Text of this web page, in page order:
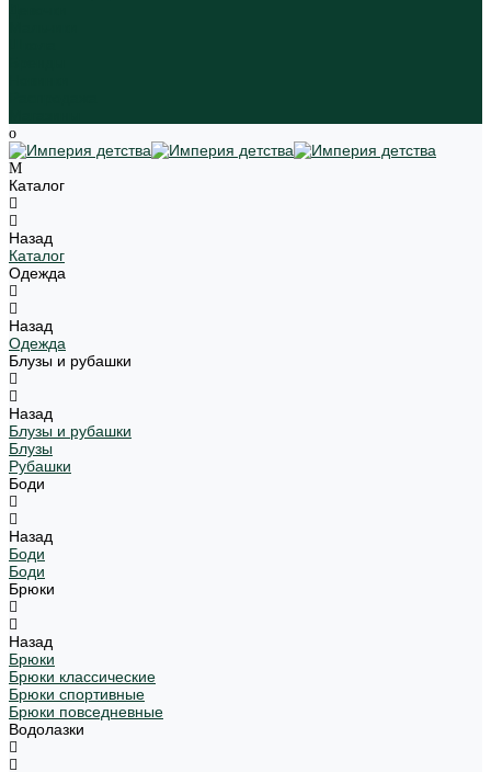
Каталог
Назад
Каталог
Одежда
Назад
Одежда
Блузы и рубашки
Назад
Блузы и рубашки
Блузы
Рубашки
Боди
Назад
Боди
Боди
Брюки
Назад
Брюки
Брюки классические
Брюки спортивные
Брюки повседневные
Водолазки